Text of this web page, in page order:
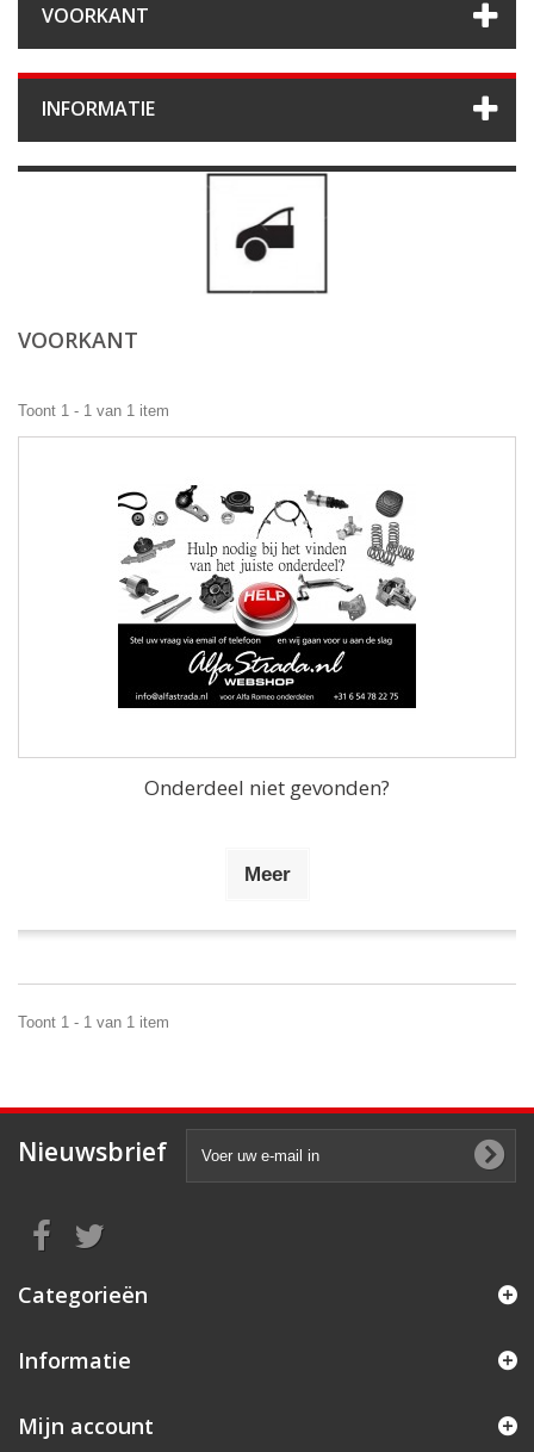
VOORKANT
INFORMATIE
VOORKANT
Toont 1 - 1 van 1 item
Onderdeel niet gevonden?
Meer
Toont 1 - 1 van 1 item
Nieuwsbrief
Categorieën
Informatie
Mijn account